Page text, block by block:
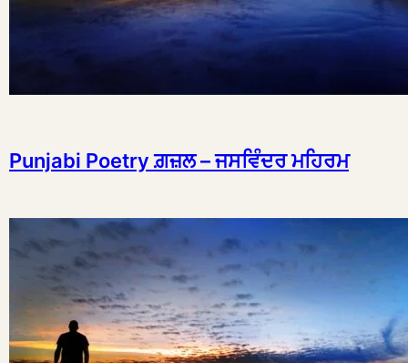
Punjabi Poetry ਗ਼ਜ਼ਲ – ਜਸਵਿੰਦਰ ਮਹਿਰਮ